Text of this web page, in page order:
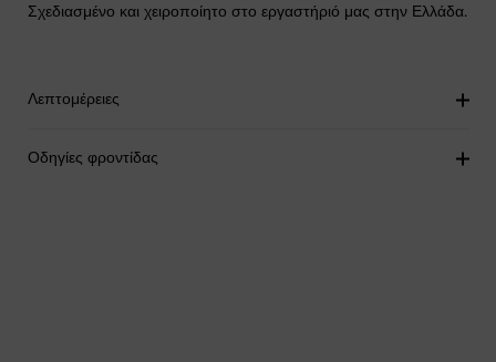
Σχεδιασμένο και χειροποίητο στο εργαστήριό μας στην Ελλάδα.
Λεπτομέρειες
Οδηγίες φροντίδας